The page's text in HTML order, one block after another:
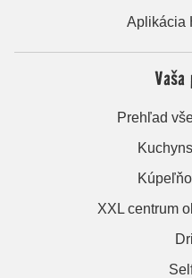
Aplikácia
Vaša
Prehľad
XXL centrum